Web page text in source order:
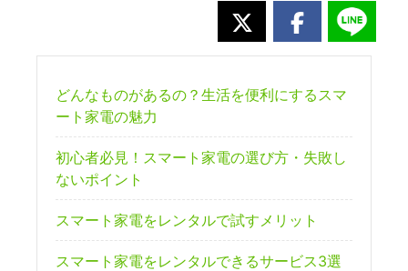
どんなものがあるの？生活を便利にするスマ
ート家電の魅力
初心者必見！スマート家電の選び方・失敗し
ないポイント
スマート家電をレンタルで試すメリット
スマート家電をレンタルできるサービス3選